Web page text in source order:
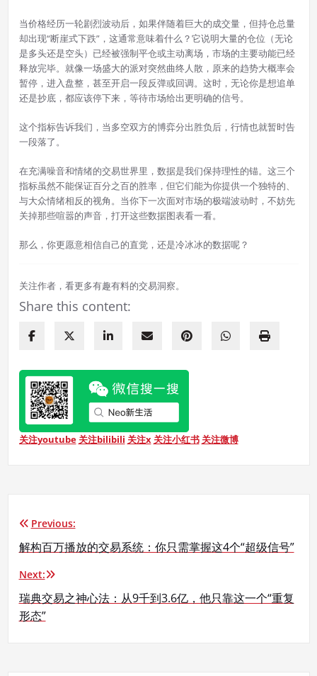
当价格经历一轮剧烈波动后，如果伴随着巨大的成交量，但持仓总量
却出现“断崖式下跌”，这通常意味着什么？它说明大量的仓位（无论
是多头还是空头）已经被强制平仓或主动离场，市场的主要动能已经
释放完毕。就像一场盛大的派对突然曲终人散，原来的趋势大概率会
暂停，进入盘整，甚至开启一段反弹或回调。这时，无论你是想追单
还是抄底，都应该停下来，等待市场给出更明确的信号。
这个指标告诉我们，当多空双方的博弈分出胜负后，行情也就暂时告
一段落了。
在充满噪音和情绪的交易世界里，数据是我们保持理性的锚。这三个
指标虽然不能保证百分之百的胜率，但它们能为你提供一个独特的、
与大众情绪相反的视角。当你下一次面对市场的极端波动时，不妨先
关掉那些喧嚣的声音，打开这些数据图表看一看。
那么，你更愿意相信自己的直觉，还是冷冰冰的数据呢？
关注作者，看更多有趣有料的交易洞察。
Share this content:
关注youtube 关注bilibili 关注x 关注小红书 关注微博
文
章
导
航
Previous:
解构百万播放的交易系统：你只需掌握这4个“超级信号”
Next:
瑞典交易之神心法：从9千到3.6亿，他只靠这一个“重复
形态”